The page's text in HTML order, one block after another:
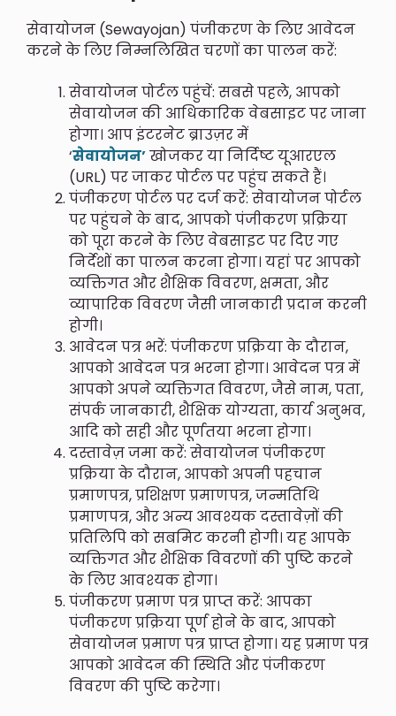
सेवायोजन (Sewayojan) पंजीकरण के लिए आवेदन
करने के लिए निम्नलिखित चरणों का पालन करें:
सेवायोजन पोर्टल पहुंचें: सबसे पहले, आपको
सेवायोजन की आधिकारिक वेबसाइट पर जाना
होगा। आप इंटरनेट ब्राउज़र में
‘सेवायोजन’खोजकर या निर्दिष्ट यूआरएल
(URL) पर जाकर पोर्टल पर पहुंच सकते हैं।
पंजीकरण पोर्टल पर दर्ज करें: सेवायोजन पोर्टल
पर पहुंचने के बाद, आपको पंजीकरण प्रक्रिया
को पूरा करने के लिए वेबसाइट पर दिए गए
निर्देशों का पालन करना होगा। यहां पर आपको
व्यक्तिगत और शैक्षिक विवरण, क्षमता, और
व्यापारिक विवरण जैसी जानकारी प्रदान करनी
होगी।
आवेदन पत्र भरें: पंजीकरण प्रक्रिया के दौरान,
आपको आवेदन पत्र भरना होगा। आवेदन पत्र में
आपको अपने व्यक्तिगत विवरण, जैसे नाम, पता,
संपर्क जानकारी, शैक्षिक योग्यता, कार्य अनुभव,
आदि को सही और पूर्णतया भरना होगा।
दस्तावेज़ जमा करें: सेवायोजन पंजीकरण
प्रक्रिया के दौरान, आपको अपनी पहचान
प्रमाणपत्र, प्रशिक्षण प्रमाणपत्र, जन्मतिथि
प्रमाणपत्र, और अन्य आवश्यक दस्तावेज़ों की
प्रतिलिपि को सबमिट करनी होगी। यह आपके
व्यक्तिगत और शैक्षिक विवरणों की पुष्टि करने
के लिए आवश्यक होगा।
पंजीकरण प्रमाण पत्र प्राप्त करें: आपका
पंजीकरण प्रक्रिया पूर्ण होने के बाद, आपको
सेवायोजन प्रमाण पत्र प्राप्त होगा। यह प्रमाण पत्र
आपको आवेदन की स्थिति और पंजीकरण
विवरण की पुष्टि करेगा।